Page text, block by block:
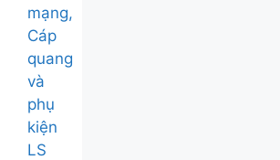
mạng,
Cáp
quang
và
phụ
kiện
LS